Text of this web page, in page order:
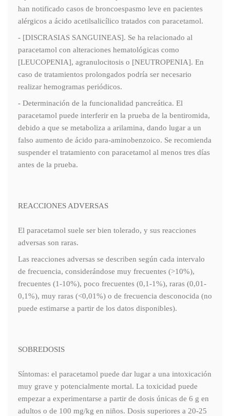
han notificado casos de broncoespasmo leve en pacientes
alérgicos a ácido acetilsalicílico tratados con paracetamol.
- [DISCRASIAS SANGUINEAS]. Se ha relacionado al
paracetamol con alteraciones hematológicas como
[LEUCOPENIA], agranulocitosis o [NEUTROPENIA]. En
caso de tratamientos prolongados podría ser necesario
realizar hemogramas periódicos.
- Determinación de la funcionalidad pancreática. El
paracetamol puede interferir en la prueba de la bentiromida,
debido a que se metaboliza a arilamina, dando lugar a un
falso aumento de ácido para-aminobenzoico. Se recomienda
suspender el tratamiento con paracetamol al menos tres días
antes de la prueba.
REACCIONES ADVERSAS
El paracetamol suele ser bien tolerado, y sus reacciones
adversas son raras.
Las reacciones adversas se describen según cada intervalo
de frecuencia, considerándose muy frecuentes (>10%),
frecuentes (1-10%), poco frecuentes (0,1-1%), raras (0,01-
0,1%), muy raras (<0,01%) o de frecuencia desconocida (no
puede estimarse a partir de los datos disponibles).
SOBREDOSIS
Síntomas: el paracetamol puede dar lugar a una intoxicación
muy grave y potencialmente mortal. La toxicidad puede
empezar a experimentarse a partir de dosis únicas de 6 g en
adultos o de 100 mg/kg en niños. Dosis superiores a 20-25